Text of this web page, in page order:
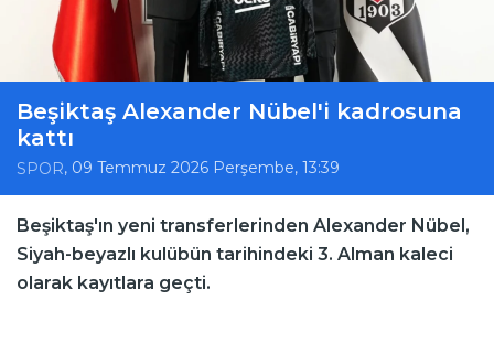
Beşiktaş Alexander Nübel'i kadrosuna
kattı
SPOR, 09 Temmuz 2026 Perşembe, 13:39
Beşiktaş'ın yeni transferlerinden Alexander Nübel,
Siyah-beyazlı kulübün tarihindeki 3. Alman kaleci
olarak kayıtlara geçti.